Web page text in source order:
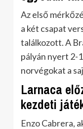
Az első
a két csapat
találkozott. A
pályán nyert 2-
norvégokat a
Larnaca
kezdeti
Enzo Cabrera,